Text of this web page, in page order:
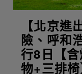
【北京
險、呼和
行8日【
物+三排椅